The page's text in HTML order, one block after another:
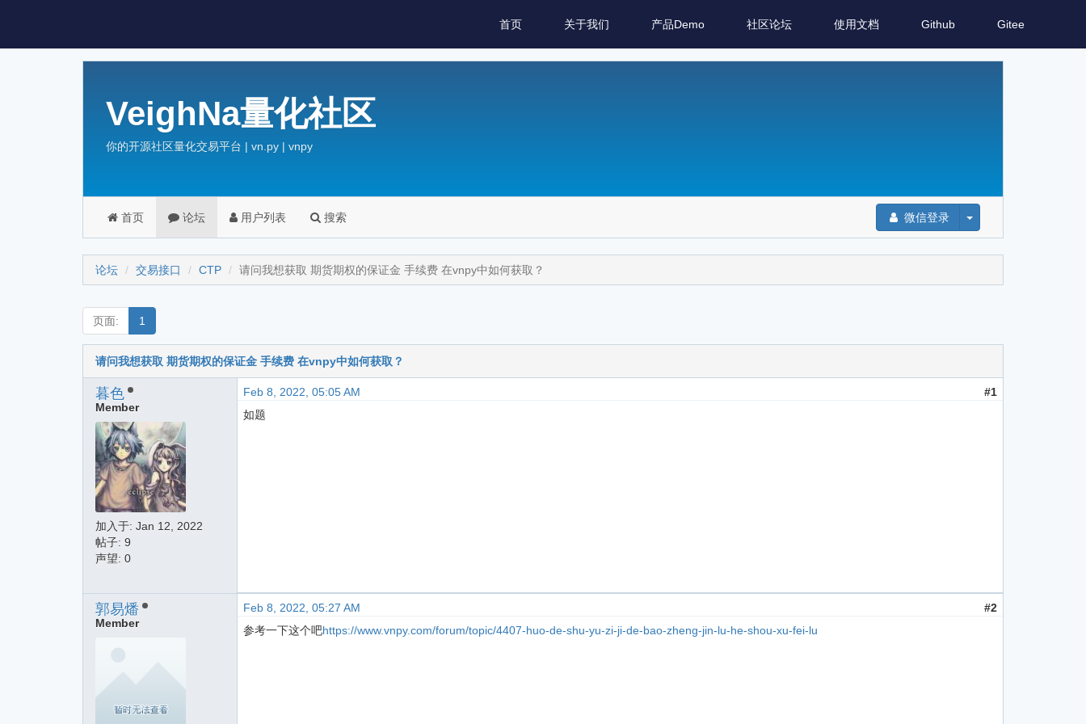
首页 关于我们 产品Demo 社区论坛 使用文档 Github Gitee
VeighNa量化社区
你的开源社区量化交易平台 | vn.py | vnpy
首页 论坛 用户列表 搜索 微信登录
论坛 交易接口 CTP 请问我想获取 期货期权的保证金 手续费 在vnpy中如何获取？
页面: 1
请问我想获取 期货期权的保证金 手续费 在vnpy中如何获取？
暮色
Member
加入于: Jan 12, 2022
帖子: 9
声望: 0
Feb 8, 2022, 05:05 AM
#1
如题
郭易燔
Member
Feb 8, 2022, 05:27 AM
#2
参考一下这个吧https://www.vnpy.com/forum/topic/4407-huo-de-shu-yu-zi-ji-de-bao-zheng-jin-lu-he-shou-xu-fei-lu